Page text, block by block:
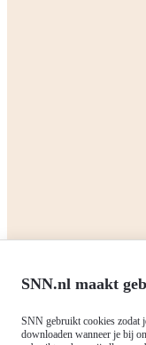
SNN.nl maakt
SNN gebruikt cookies zodat
downloaden wanneer je bij
All grants